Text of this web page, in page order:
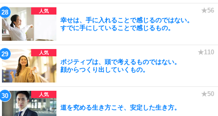
幸せは、手に入れることで感じるのではない。
すでに手にしていることで感じるもの。
ポジティブは、頭で考えるものではない。
顔からつくり出していくもの。
道を究める生き方こそ、安定した生き方。